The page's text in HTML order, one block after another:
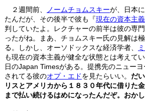
２週間前、 ノームチョムスキーが、日本
たんだが、その後半で彼も『現在の資本主義
判していたよ。レクチャーの前半は彼の専
ったがね。まあ、チョムスキー氏の見解は
る。しかし、オーソドックスな経済学者、
も現在の資本主義が健全な状態とは考えて
日のJapan Timesがある。提携先のニュー
されてる彼のオプ・エドを見たらいい。 だ
リスとアメリカから１８３０年代に借りた
まで払い続けるはめになったんだぞ。おか